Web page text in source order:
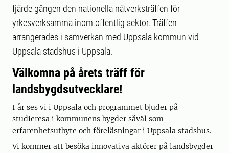
fjärde gången den nationella nätverksträffen för
yrkesverksamma inom offentlig sektor. Träffen
arrangerades i samverkan med Uppsala kommun vid
Uppsala stadshus i Uppsala.
Välkomna på årets träff för
landsbygdsutvecklare!
I år ses vi i Uppsala och programmet bjuder på
studieresa i kommunens bygder såväl som
erfarenhetsutbyte och föreläsningar i Uppsala stadshus.
Vi kommer att besöka innovativa aktörer på landsbygder